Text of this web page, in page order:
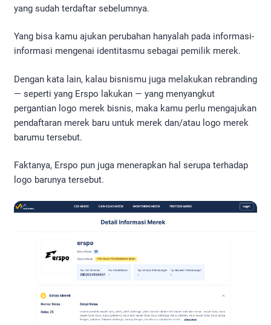
yang sudah terdaftar sebelumnya.
Yang bisa kamu ajukan perubahan hanyalah pada informasi-
informasi mengenai identitasmu sebagai pemilik merek.
Dengan kata lain, kalau bisnismu juga melakukan rebranding
— seperti yang Erspo lakukan — yang menyangkut
pergantian logo merek bisnis, maka kamu perlu mengajukan
pendaftaran merek baru untuk merek dan/atau logo merek
barumu tersebut.
Faktanya, Erspo pun juga menerapkan hal serupa terhadap
logo barunya tersebut.